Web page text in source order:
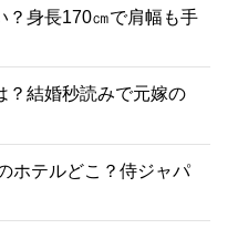
？身長170㎝で肩幅も手
？結婚秒読みで元嫁の
ホテルどこ？侍ジャパ